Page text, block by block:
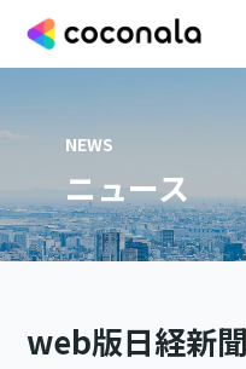
NEWS
ニュース
web版日経新